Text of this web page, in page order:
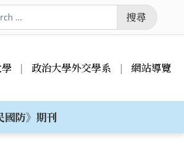
搜尋
政治大學外交學系 網站導覽
國防》期刊